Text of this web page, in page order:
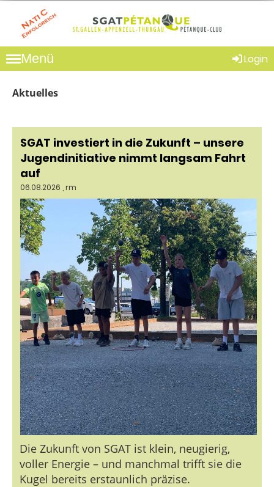
Menü Login
Aktuelles
SGAT investiert in die Zukunft – unsere
Jugendinitiative nimmt langsam Fahrt
auf
06.08.2026 , rm
Die Zukunft von SGAT ist klein, neugierig,
voller Energie – und manchmal trifft sie die
Kugel bereits erstaunlich präzise.